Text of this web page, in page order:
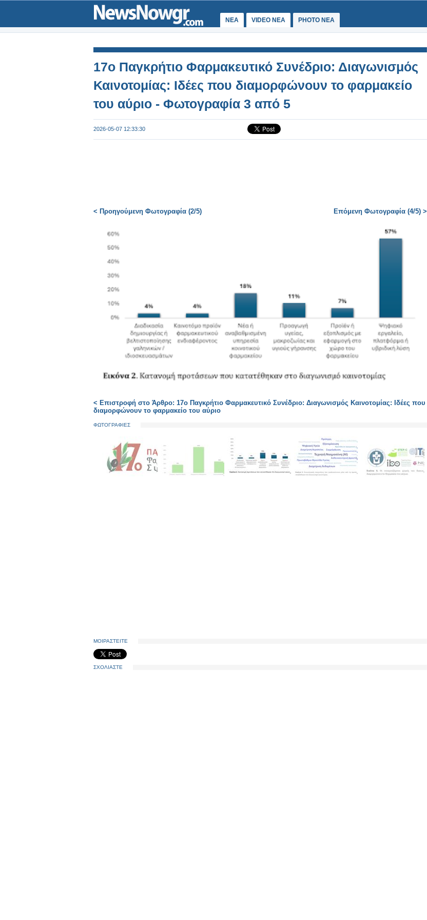
ΝΕΑ VIDEO NEA PHOTO NEA
17ο Παγκρήτιο Φαρμακευτικό Συνέδριο: Διαγωνισμός
Καινοτομίας: Ιδέες που διαμορφώνουν το φαρμακείο
του αύριο - Φωτογραφία 3 από 5
2026-05-07 12:33:30
< Προηγούμενη Φωτογραφία (2/5) Επόμενη Φωτογραφία (4/5) >
< Επιστροφή στο Άρθρο: 17ο Παγκρήτιο Φαρμακευτικό Συνέδριο: Διαγωνισμός Καινοτομίας: Ιδέες που
διαμορφώνουν το φαρμακείο του αύριο
ΦΩΤΟΓΡΑΦΙΕΣ
ΜΟΙΡΑΣΤΕΙΤΕ
ΣΧΟΛΙΑΣΤΕ